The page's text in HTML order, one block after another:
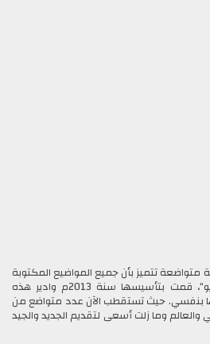
متواضعة تتميز بأن جميع المواضيع المكتوبة
مدعمة بالصوت والصورة ”فيديو“، قمت بتأسيسها سنة 2013م وادير هذه
بنفسي. حيث تستقطب الآن عدد متواضع من
والعالم وما زلت أسعى لتقديم الجديد والجيد